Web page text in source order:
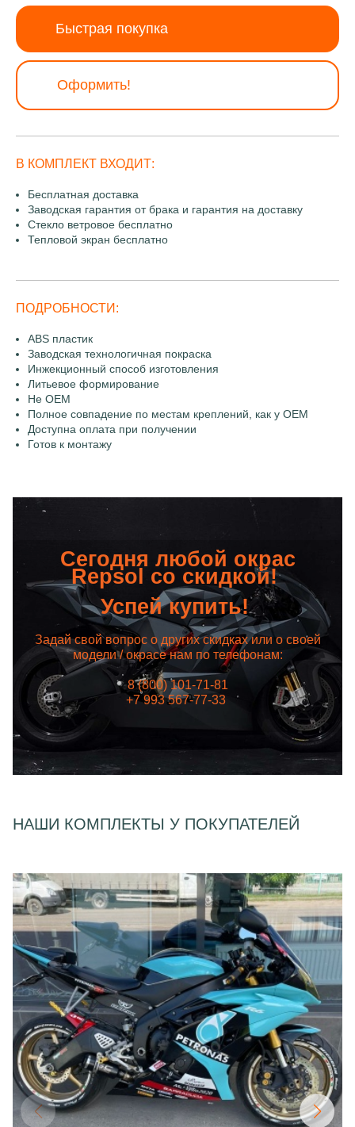
Быстрая покупка
Оформить!
В КОМПЛЕКТ ВХОДИТ:
Бесплатная доставка
Заводская гарантия от брака и гарантия на доставку
Стекло ветровое бесплатно
Тепловой экран бесплатно
ПОДРОБНОСТИ:
ABS пластик
Заводская технологичная покраска
Инжекционный способ изготовления
Литьевое формирование
Не OEM
Полное совпадение по местам креплений, как у OEM
Доступна оплата при получении
Готов к монтажу
Сегодня любой окрас
Repsol со скидкой!
Успей купить!
Задай свой вопрос о других скидках или о своей
модели / окрасе нам по телефонам:
8 (800) 101-71-81
+7 993 567-77-33
НАШИ КОМПЛЕКТЫ У ПОКУПАТЕЛЕЙ